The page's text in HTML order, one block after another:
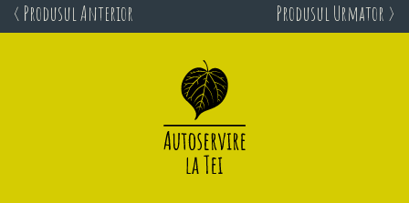
< Produsul Anterior Produsul Urmator >